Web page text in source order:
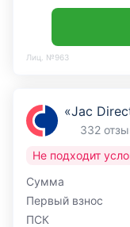
Лиц. №963
«Jac
332
Сумма
Первый взнос
ПСК
Не подходит